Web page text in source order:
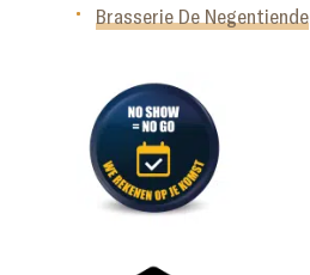
Brasserie De Negentiende